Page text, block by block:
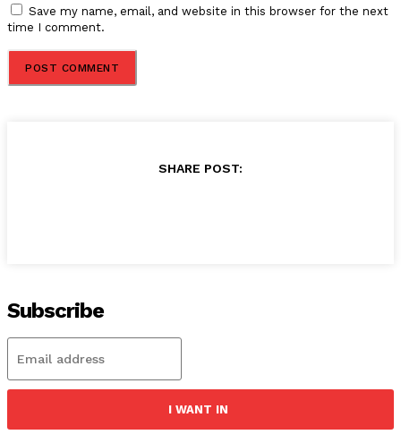
Save my name, email, and website in this browser for the next
time I comment.
SHARE POST:
Subscribe
I WANT IN